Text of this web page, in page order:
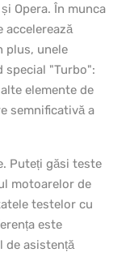
Opera. În munca
accelerează
plus, unele
special "Turbo":
elemente de
semnificativă a
Puteți găsi teste
motoarelor de
testelor cu
este
de asistență